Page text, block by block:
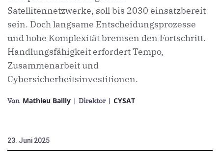
Satellitennetzwerke, soll bis 2030 einsatzbereit
sein. Doch langsame Entscheidungsprozesse
und hohe Komplexität bremsen den Fortschritt.
Handlungsfähigkeit erfordert Tempo,
Zusammenarbeit und
Cybersicherheitsinvestitionen.
Von Mathieu Bailly | Direktor | CYSAT
23. Juni 2025